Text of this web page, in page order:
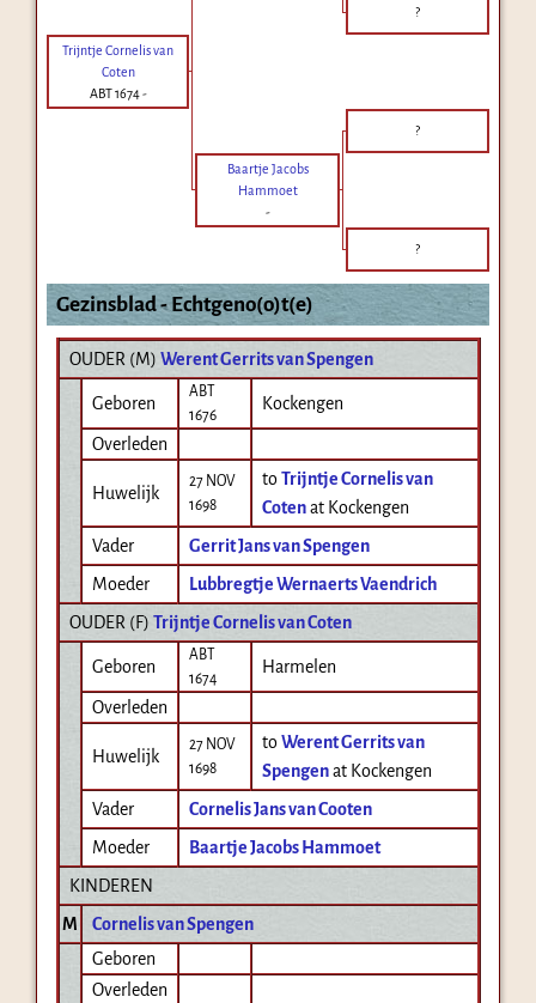
?
Trijntje Cornelis van
Coten
ABT 1674-
?
Baartje Jacobs
Hammoet
-
?
Gezinsblad - Echtgeno(o)t(e)
OUDER (M) Werent Gerrits van Spengen
Geboren
ABT
1676
Kockengen
Overleden
Huwelijk
27 NOV
1698
toTrijntje Cornelis van
Coten at Kockengen
Vader
Gerrit Jans van Spengen
Moeder
Lubbregtje Wernaerts Vaendrich
OUDER (F) Trijntje Cornelis van Coten
Geboren
ABT
1674
Harmelen
Overleden
Huwelijk
27 NOV
1698
toWerent Gerrits van
Spengen at Kockengen
Vader
Cornelis Jans van Cooten
Moeder
Baartje Jacobs Hammoet
KINDEREN
M
Cornelis van Spengen
Geboren
Overleden